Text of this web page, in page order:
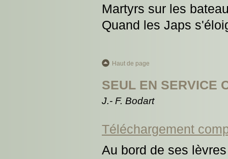
Martyrs sur les
Quand les Japs
Haut de page
SEUL EN SERVICE
J.- F. Bodart
Téléchargement
Au bord de ses lèvres